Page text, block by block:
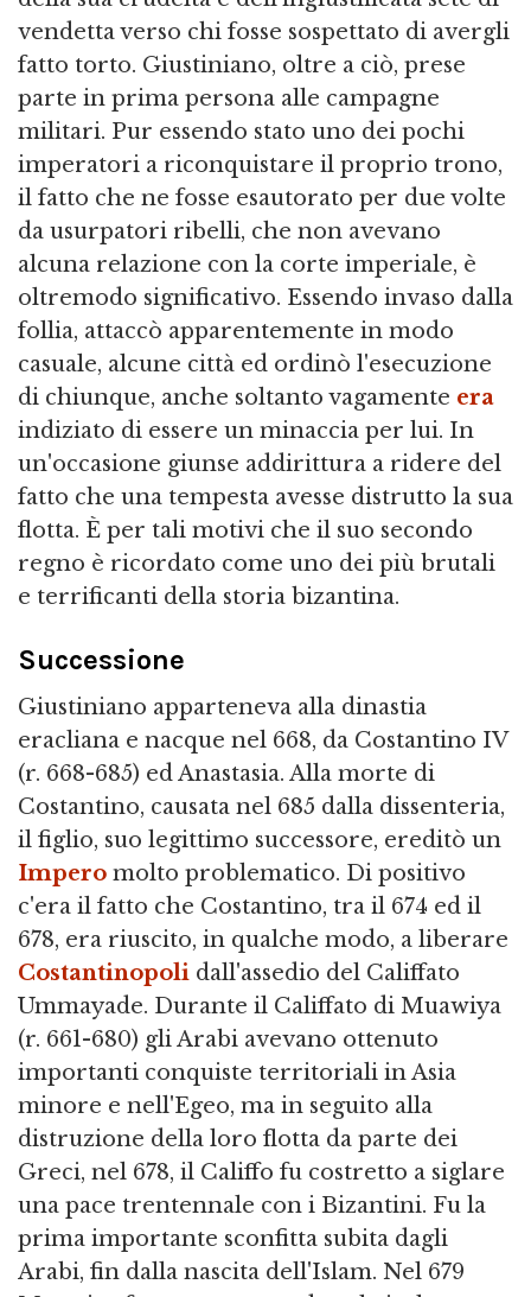
vendetta verso chi fosse sospettato di avergli
fatto torto. Giustiniano, oltre a ciò, prese
parte in prima persona alle campagne
militari. Pur essendo stato uno dei pochi
imperatori a riconquistare il proprio trono,
il fatto che ne fosse esautorato per due volte
da usurpatori ribelli, che non avevano
alcuna relazione con la corte imperiale, è
oltremodo significativo. Essendo invaso dalla
follia, attaccò apparentemente in modo
casuale, alcune città ed ordinò l'esecuzione
di chiunque, anche soltanto vagamente era
indiziato di essere un minaccia per lui. In
un'occasione giunse addirittura a ridere del
fatto che una tempesta avesse distrutto la sua
flotta. È per tali motivi che il suo secondo
regno è ricordato come uno dei più brutali
e terrificanti della storia bizantina.
Successione
Giustiniano apparteneva alla dinastia
eracliana e nacque nel 668, da Costantino IV
(r. 668-685) ed Anastasia. Alla morte di
Costantino, causata nel 685 dalla dissenteria,
il figlio, suo legittimo successore, ereditò un
Impero molto problematico. Di positivo
c'era il fatto che Costantino, tra il 674 ed il
678, era riuscito, in qualche modo, a liberare
Costantinopoli dall'assedio del Califfato
Ummayade. Durante il Califfato di Muawiya
(r. 661-680) gli Arabi avevano ottenuto
importanti conquiste territoriali in Asia
minore e nell'Egeo, ma in seguito alla
distruzione della loro flotta da parte dei
Greci, nel 678, il Califfo fu costretto a siglare
una pace trentennale con i Bizantini. Fu la
prima importante sconfitta subita dagli
Arabi, fin dalla nascita dell'Islam. Nel 679